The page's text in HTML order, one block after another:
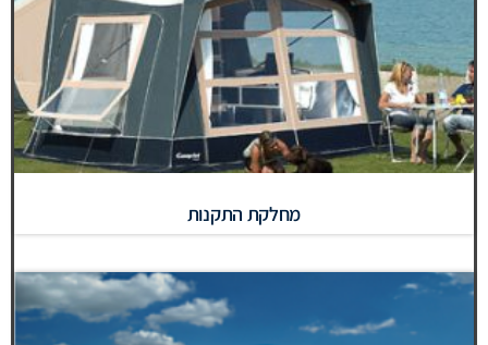
מחלקת התקנות